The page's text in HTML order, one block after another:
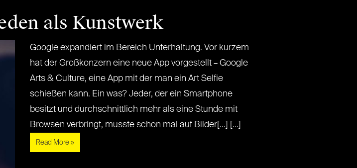
als Kunstwerk
Google expandiert im Bereich Unterhaltung. Vor kurzem
hat der Großkonzern eine neue App vorgestellt – Google
Arts & Culture, eine App mit der man ein Art Selfie
schießen kann. Ein was? Jeder, der ein Smartphone
besitzt und durchschnittlich mehr als eine Stunde mit
Browsen verbringt, musste schon mal auf Bilder[...] [...]
Read More »